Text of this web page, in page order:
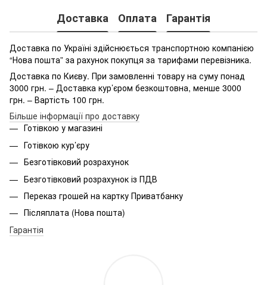
Доставка Оплата Гарантія
Доставка по Україні здійснюється транспортною компанією
“Нова пошта” за рахунок покупця за тарифами перевізника.
Доставка по Києву. При замовленні товару на суму понад
3000 грн. – Доставка кур’єром безкоштовна, менше 3000
грн. – Вартість 100 грн.
Більше інформації про доставку
Готівкою у магазині
Готівкою кур’єру
Безготівковий розрахунок
Безготівковий розрахунок із ПДВ
Переказ грошей на картку Приватбанку
Післяплата (Нова пошта)
Гарантія